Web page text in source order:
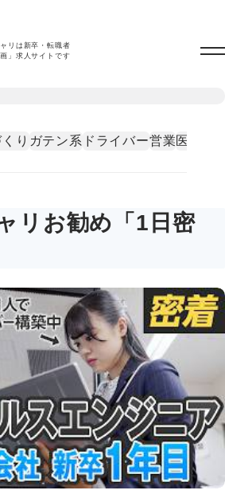
リは新卒・転職者
」求人サイトです
り ガテン系 ドライバー営業医療・
リお勧め「1日密